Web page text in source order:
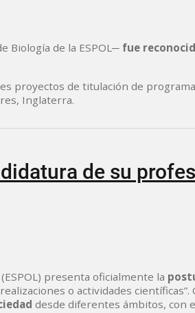
Biología de la ESPOL─ fue
proyectos de titulación de
Inglaterra.
de su
presenta oficialmente la
o actividades
desde diferentes ámbitos, con